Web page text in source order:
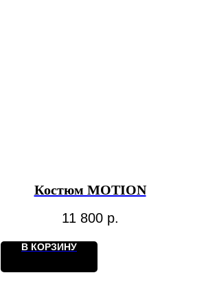
Костюм MOTION
11 800 р.
В КОРЗИНУ